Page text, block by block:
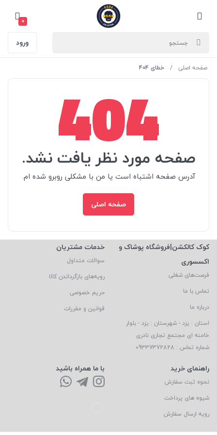
0
ورود
صفحه اصلی خطای 404
404
صفحه مورد نظر یافت نشد.
آدرس صفحه اشتباه است یا من با مشکلی روبرو شده ام.
صفحه اصلی
کوک کالکشن|فروشگاه پوشاک و
اکسسوری
فرصت‌های شغلی
تماس با ما
درباره ما
استان : یزد - شهرستان : یزد - بلوار
خامنه ای مجتمع تجاری نادری
شماره تماس : 09337372828
خدمات مشتریان
سوالات متداول
رویه‌های بازگرداندن کالا
حریم خصوصی
قوانین و مقررات
راهنمای خرید
نحوه ثبت سفارش
شیوه های پرداخت
رویه ارسال سفارش
با ما همراه باشید